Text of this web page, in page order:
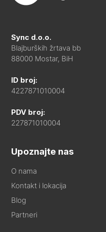
Sync d.o.o.
Blajburških žrtava bb
88000 Mostar, BiH
ID broj:
4227871010004
PDV broj:
227871010004
Upoznajte nas
O nama
Kontakt i lokacija
Blog
Partneri